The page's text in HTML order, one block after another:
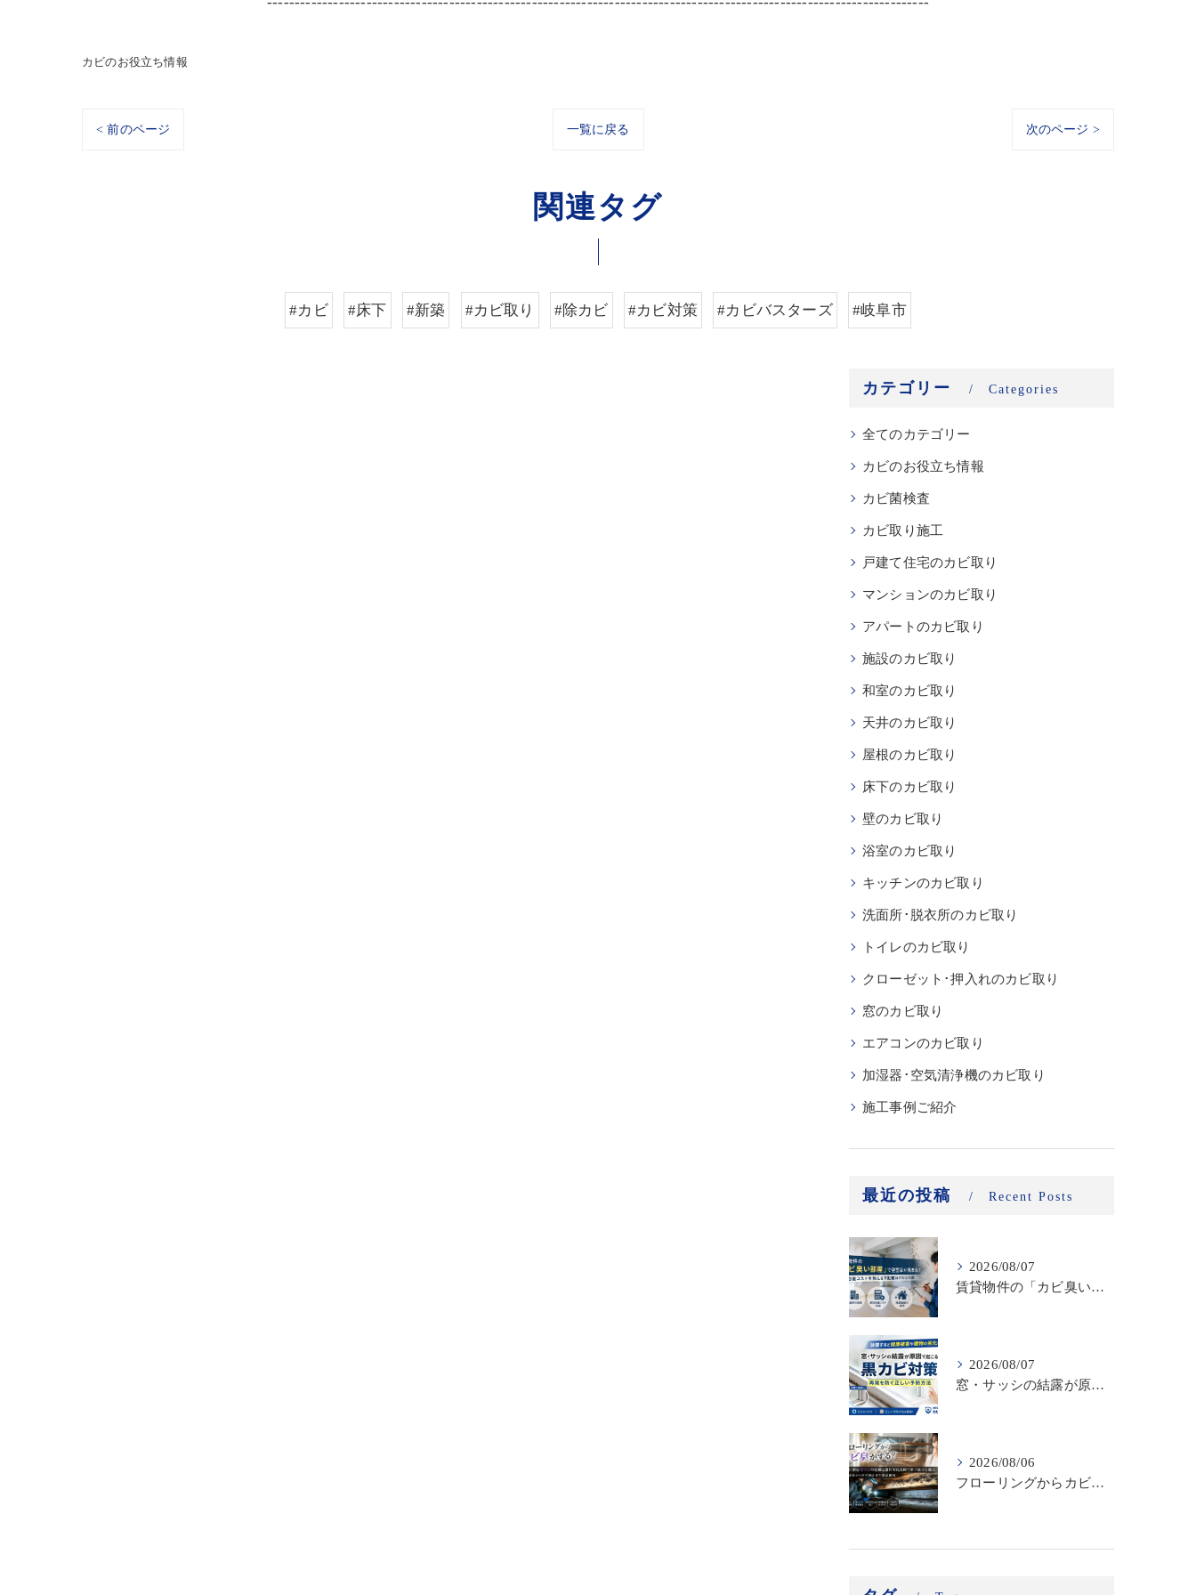
カビのお役立ち情報
< 前のページ 一覧に戻る 次のページ >
関連タグ
#カビ #床下 #新築 #カビ取り #除カビ #カビ対策 #カビバスターズ #岐阜市
カテゴリー Categories
全てのカテゴリー
カビのお役立ち情報
カビ菌検査
カビ取り施工
戸建て住宅のカビ取り
マンションのカビ取り
アパートのカビ取り
施設のカビ取り
和室のカビ取り
天井のカビ取り
屋根のカビ取り
床下のカビ取り
壁のカビ取り
浴室のカビ取り
キッチンのカビ取り
洗面所･脱衣所のカビ取り
トイレのカビ取り
クローゼット･押入れのカビ取り
窓のカビ取り
エアコンのカビ取り
加湿器･空気清浄機のカビ取り
施工事例ご紹介
最近の投稿 Recent Posts
2026/08/07
賃貸物件の「カビ臭い部屋」で空室率が高まる！原状回復コストを抑える不動産向けカビ対策
2026/08/07
窓・サッシの結露が原因で起こる黒カビ対策｜再発を防ぐ正しい予防方法
2026/08/06
フローリングからカビ臭がする？床下に潜む黒カビの恐怖と建材劣化を防ぐ床下除カビ施工｜原因調査から再発防止まで徹底解説